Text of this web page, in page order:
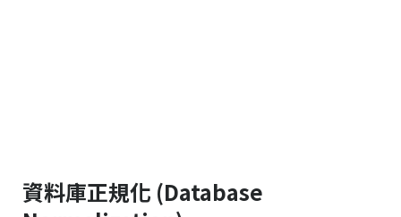
資料庫正規化 (Database